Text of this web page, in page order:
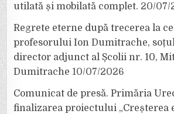
utilată și mobilată complet. 20/07/
Regrete eterne după trecerea la
profesorului Ion Dumitrache,
director adjunct al Școlii nr. 10,
Dumitrache 10/07/2026
Comunicat de presă. Primăria
finalizarea proiectului „Creșterea